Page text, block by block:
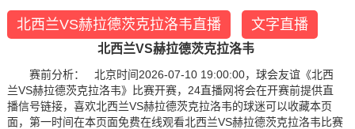
北西兰VS赫拉德茨克拉洛韦直播 文字直播
北西兰VS赫拉德茨克拉洛韦
赛前分析： 北京时间2026-07-10 19:00:00，球会友谊《北西
兰VS赫拉德茨克拉洛韦》比赛开赛，24直播网将会在开赛前提供直
播信号链接，喜欢北西兰VS赫拉德茨克拉洛韦的球迷可以收藏本页
面，第一时间在本页面免费在线观看北西兰VS赫拉德茨克拉洛韦比赛